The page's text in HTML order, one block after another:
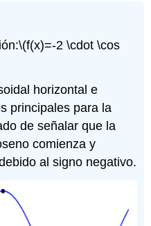
\(f(x)=-2 \cdot \cos
horizontal e
principales para la
de señalar que la
comienza y
al signo negativo.